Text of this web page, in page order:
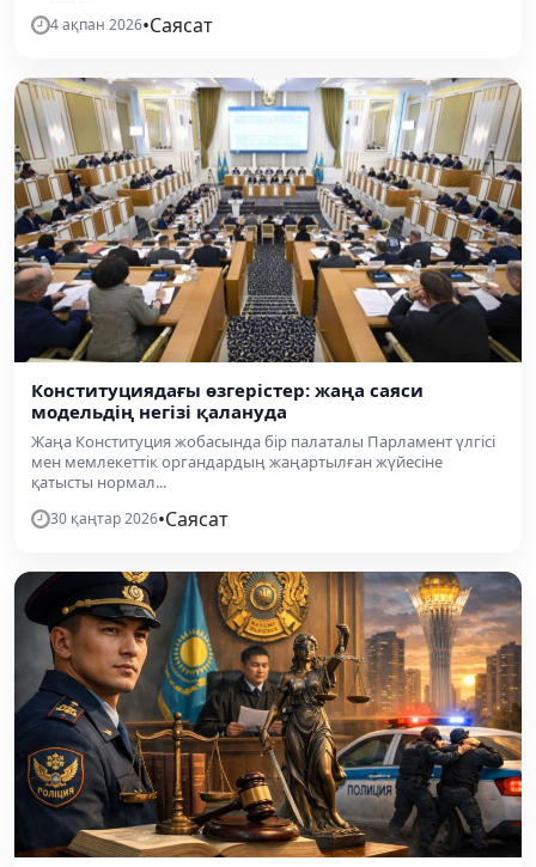
4 ақпан 2026•Саясат
Конституциядағы өзгерістер: жаңа саяси
модельдің негізі қалануда
Жаңа Конституция жобасында бір палаталы Парламент үлгісі
мен мемлекеттік органдардың жаңартылған жүйесіне
қатысты нормал...
30 қаңтар 2026•Саясат